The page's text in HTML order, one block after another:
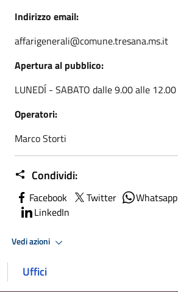
Indirizzo email:
affarigenerali@comune.tresana.ms.it
Apertura al pubblico:
LUNEDÍ - SABATO dalle 9.00 alle 12.00
Operatori:
Marco Storti
Condividi:
Facebook Twitter Whatsapp
LinkedIn
Vedi azioni
Uffici